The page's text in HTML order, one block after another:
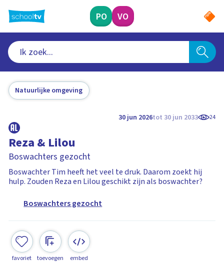
naar
hoofdinhoud
PO VO
Natuurlijke omgeving
30 jun 2026tot 30 jun 2033 24
Reza & Lilou
Boswachters gezocht
Boswachter Tim heeft het veel te druk. Daarom zoekt hij
hulp. Zouden Reza en Lilou geschikt zijn als boswachter?
Boswachters gezocht
favoriet toevoegen embed